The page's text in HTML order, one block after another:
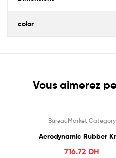
color
Vous aimerez
BureauMarket Category
Aerodynamic Rubber
716.72 DH